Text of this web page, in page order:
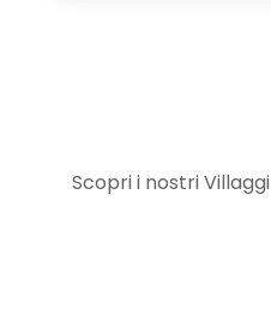
Scopri i nostri